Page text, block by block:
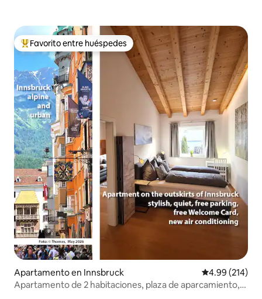
Favorito entre huéspedes preferido
Favorito entre huéspedes
Apartamento en Innsbruck Calificación
4.99 (214)
Apartamento de 2 habitaciones, plaza de aparcamiento,